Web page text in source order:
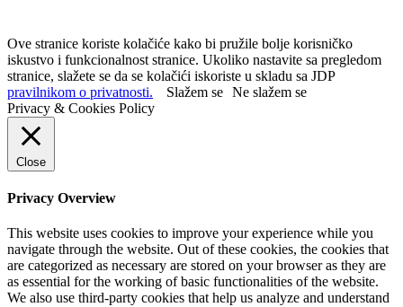
Ove stranice koriste kolačiće kako bi pružile bolje korisničko
iskustvo i funkcionalnost stranice. Ukoliko nastavite sa pregledom
stranice, slažete se da se kolačići iskoriste u skladu sa JDP
pravilnikom o privatnosti.
Slažem se Ne slažem se
Privacy & Cookies Policy
Close
Privacy Overview
This website uses cookies to improve your experience while you
navigate through the website. Out of these cookies, the cookies that
are categorized as necessary are stored on your browser as they are
as essential for the working of basic functionalities of the website.
We also use third-party cookies that help us analyze and understand